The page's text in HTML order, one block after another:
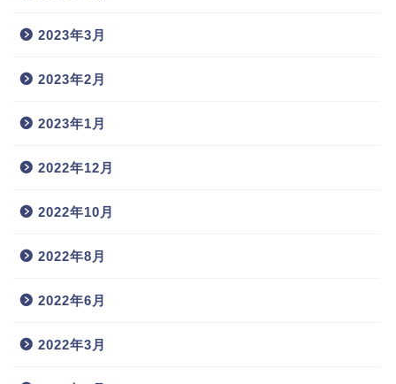
2023年3月
2023年2月
2023年1月
2022年12月
2022年10月
2022年8月
2022年6月
2022年3月